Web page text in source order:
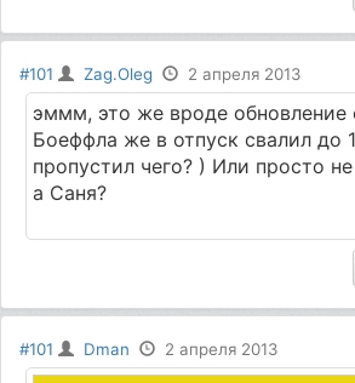
#101 Zag.Oleg 2 апреля 2013
эммм, это же вроде обновление
Боеффла же в отпуск свалил до
пропустил чего? ) Или просто
а Саня?
#101 Dman 2 апреля 2013